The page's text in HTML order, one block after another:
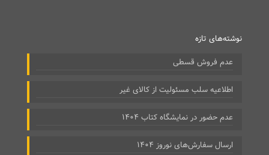
نوشته‌های تازه
عدم فروش قسطی
اطلاعیه سلب مسئولیت از کالای غیر
عدم حضور در نمایشگاه کتاب ۱۴۰۴
ارسال سفارش‌های نوروز ۱۴۰۴